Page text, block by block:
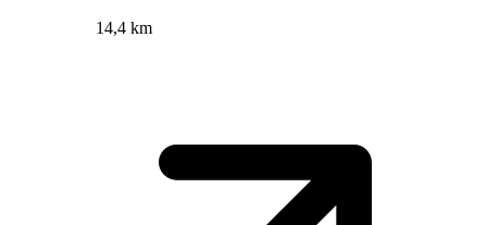
14,4 km